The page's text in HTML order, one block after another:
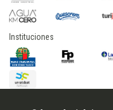
Instituciones